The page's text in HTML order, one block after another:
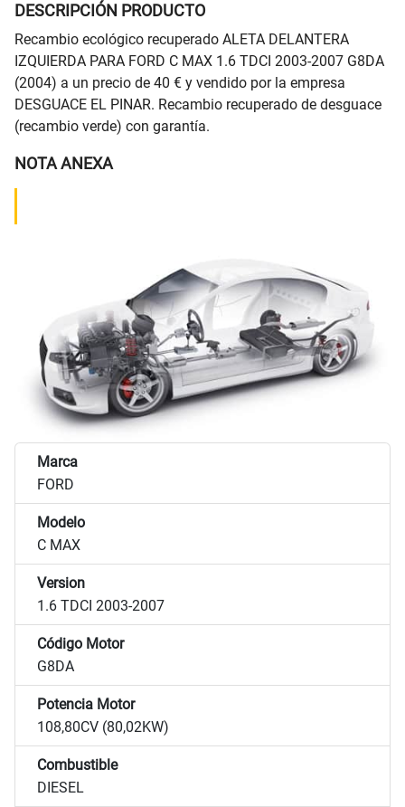
DESCRIPCIÓN PRODUCTO
Recambio ecológico recuperado ALETA DELANTERA
IZQUIERDA PARA FORD C MAX 1.6 TDCI 2003-2007 G8DA
(2004) a un precio de 40 € y vendido por la empresa
DESGUACE EL PINAR. Recambio recuperado de desguace
(recambio verde) con garantía.
NOTA ANEXA
Marca
FORD
Modelo
C MAX
Version
1.6 TDCI 2003-2007
Código Motor
G8DA
Potencia Motor
108,80CV (80,02KW)
Combustible
DIESEL